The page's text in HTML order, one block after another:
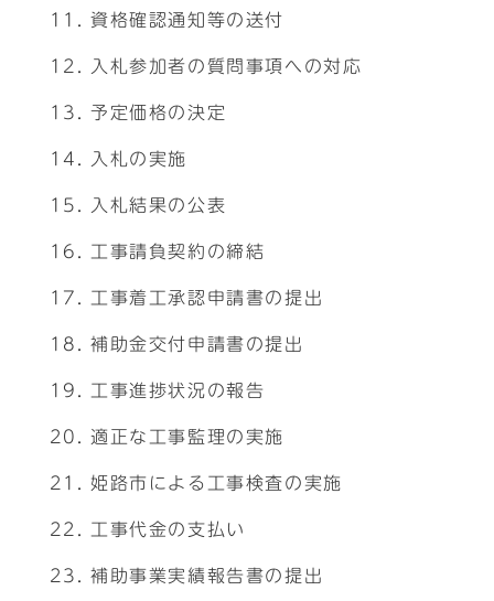
資格確認通知等の送付
入札参加者の質問事項への対応
予定価格の決定
入札の実施
入札結果の公表
工事請負契約の締結
工事着工承認申請書の提出
補助金交付申請書の提出
工事進捗状況の報告
適正な工事監理の実施
姫路市による工事検査の実施
工事代金の支払い
補助事業実績報告書の提出